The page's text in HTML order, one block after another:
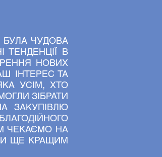
БУЛА ЧУДОВА
В
НОВИХ
ІНТЕРЕС ТА
УСІМ, ХТО
ЗІБРАТИ
ЗАКУПІВЛЮ
ЧЕКАЄМО НА
ЩЕ КРАЩИМ